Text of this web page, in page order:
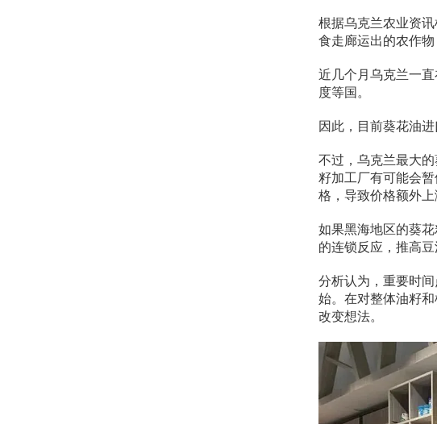
根据乌克兰农业资
食走廊运出的农作物
近几个月乌克兰一
度等国。
因此，目前葵花油
不过，乌克兰最大
籽加工厂有可能会
格，导致价格额外上
如果黑海地区的葵
的连锁反应，推高豆
分析认为，重要时
始。在对整体油籽
改变想法。